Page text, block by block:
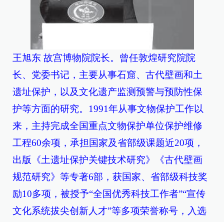
王旭东 故宫博物院院长。曾任敦煌研究院院
长、党委书记，主要从事石窟、古代壁画和土
遗址保护，以及文化遗产监测预警与预防性保
护等方面的研究。1991年从事文物保护工作以
来，主持完成全国重点文物保护单位保护维修
工程60余项，承担国家及省部级课题近20项，
出版《土遗址保护关键技术研究》《古代壁画
规范研究》等专著6部，获国家、省部级科技奖
励10多项，被授予“全国优秀科技工作者”“宣传
文化系统拔尖创新人才”等多项荣誉称号，入选